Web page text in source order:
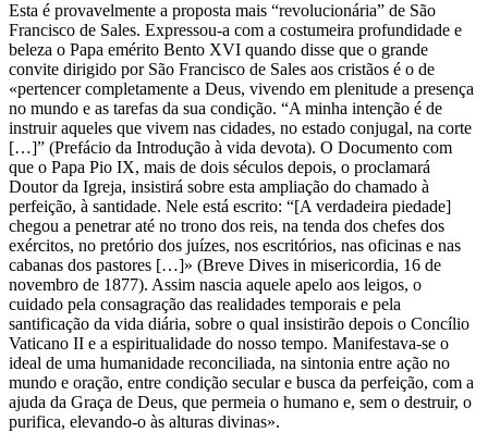
Esta é provavelmente a proposta mais “revolucionária” de São
Francisco de Sales. Expressou-a com a costumeira profundidade e
beleza o Papa emérito Bento XVI quando disse que o grande
convite dirigido por São Francisco de Sales aos cristãos é o de
«pertencer completamente a Deus, vivendo em plenitude a presença
no mundo e as tarefas da sua condição. “A minha intenção é de
instruir aqueles que vivem nas cidades, no estado conjugal, na corte
[…]” (Prefácio da Introdução à vida devota). O Documento com
que o Papa Pio IX, mais de dois séculos depois, o proclamará
Doutor da Igreja, insistirá sobre esta ampliação do chamado à
perfeição, à santidade. Nele está escrito: “[A verdadeira piedade]
chegou a penetrar até no trono dos reis, na tenda dos chefes dos
exércitos, no pretório dos juízes, nos escritórios, nas oficinas e nas
cabanas dos pastores […]» (Breve Dives in misericordia, 16 de
novembro de 1877). Assim nascia aquele apelo aos leigos, o
cuidado pela consagração das realidades temporais e pela
santificação da vida diária, sobre o qual insistirão depois o Concílio
Vaticano II e a espiritualidade do nosso tempo. Manifestava-se o
ideal de uma humanidade reconciliada, na sintonia entre ação no
mundo e oração, entre condição secular e busca da perfeição, com a
ajuda da Graça de Deus, que permeia o humano e, sem o destruir, o
purifica, elevando-o às alturas divinas».